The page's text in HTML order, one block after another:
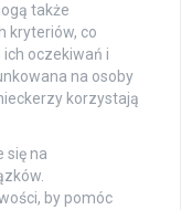
także
kryteriów, co
oczekiwań i
na osoby
korzystają
się na
by pomóc